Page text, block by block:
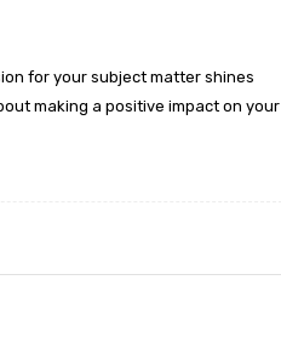
for your subject matter shines
making a positive impact on your